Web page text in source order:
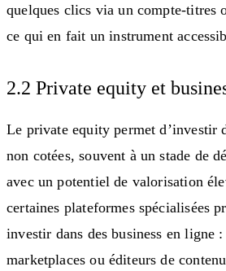
quelques clics via un compte-titres
ce qui en fait un instrument
2.2 Private equity et
Le private equity permet d’investir
non cotées, souvent à un stade de
avec un potentiel de valorisation
certaines plateformes spécialisées
investir dans des business en ligne
marketplaces ou éditeurs de